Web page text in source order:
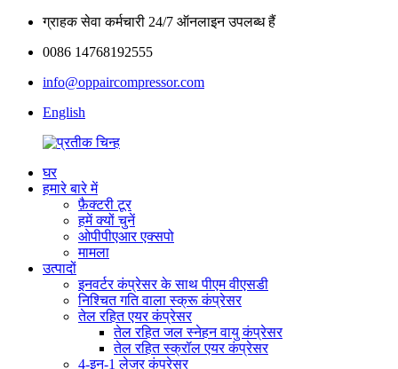
ग्राहक सेवा कर्मचारी 24/7 ऑनलाइन उपलब्ध हैं
0086 14768192555
info@oppaircompressor.com
English
घर
हमारे बारे में
फ़ैक्टरी टूर
हमें क्यों चुनें
ओपीपीएआर एक्सपो
मामला
उत्पादों
इनवर्टर कंप्रेसर के साथ पीएम वीएसडी
निश्चित गति वाला स्क्रू कंप्रेसर
तेल रहित एयर कंप्रेसर
तेल रहित जल स्नेहन वायु कंप्रेसर
तेल रहित स्क्रॉल एयर कंप्रेसर
4-इन-1 लेजर कंप्रेसर